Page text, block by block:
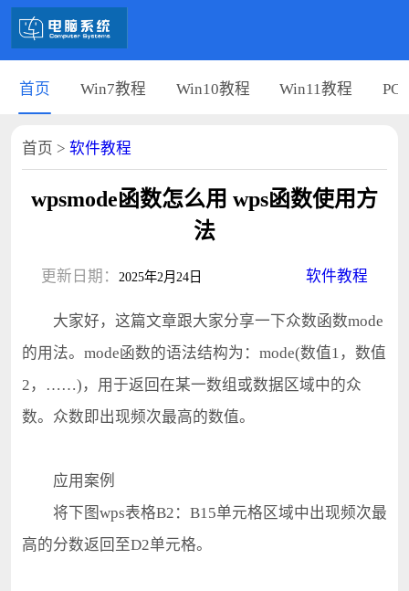
首页 Win7教程 Win10教程 Win11教程 PC
首页 > 软件教程
wpsmode函数怎么用 wps函数使用方
法
更新日期： 2025年2月24日 软件教程
大家好，这篇文章跟大家分享一下众数函数mode
的用法。mode函数的语法结构为：mode(数值1，数值
2，……)，用于返回在某一数组或数据区域中的众
数。众数即出现频次最高的数值。
应用案例
将下图wps表格B2：B15单元格区域中出现频次最
高的分数返回至D2单元格。